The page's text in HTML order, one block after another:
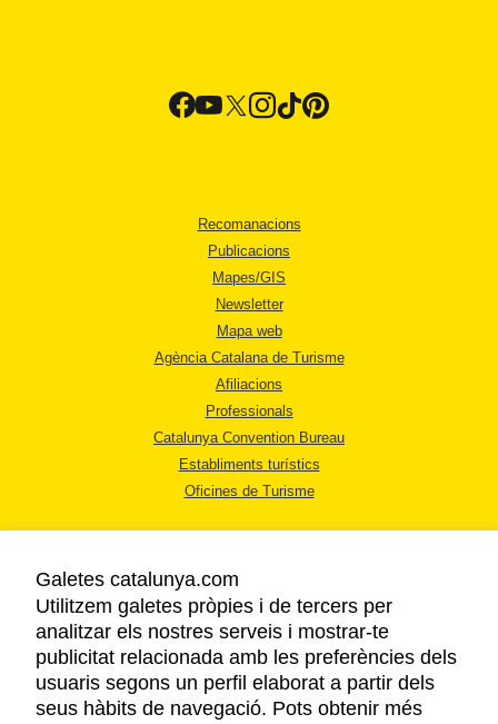
Recomanacions
Publicacions
Mapes/GIS
Newsletter
Mapa web
Agència Catalana de Turisme
Afiliacions
Professionals
Catalunya Convention Bureau
Establiments turístics
Oficines de Turisme
AVÍS LEGAL
POLÍTICA DE PRIVACITAT
COOKIES
Galetes catalunya.com
Utilitzem galetes pròpies i de tercers per
analitzar els nostres serveis i mostrar-te
publicitat relacionada amb les preferències dels
usuaris segons un perfil elaborat a partir dels
seus hàbits de navegació. Pots obtenir més